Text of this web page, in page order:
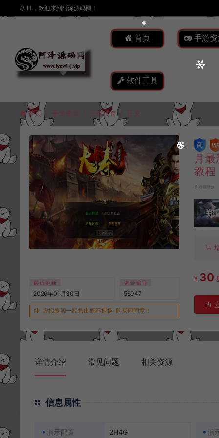
HI，欢迎来到阿泽源码网！
首页 手游资
软件工具
首页 手游资源 三端传奇 正文
最近更新
2026年01月30日
资源编号
56047
虚拟资源一经售出概不退换-购买即同意！
月
教程
冷雨泽ღ
郑
¥ 30
详情介绍 常见问题 相关资源
信息属性
演示配置 2H4G 演